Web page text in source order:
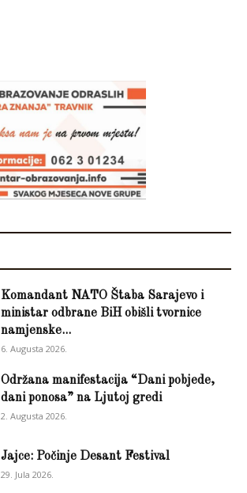
Komandant NATO Štaba Sarajevo i
ministar odbrane BiH obišli tvornice
namjenske...
6. Augusta 2026.
Održana manifestacija “Dani pobjede,
dani ponosa” na Ljutoj gredi
2. Augusta 2026.
Jajce: Počinje Desant Festival
29. Jula 2026.